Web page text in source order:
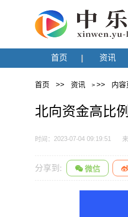
首页 资讯
首页 >> 资讯 > >> 内容
北向资金高比
时间：2023-07-04 09:19:51
分享到: